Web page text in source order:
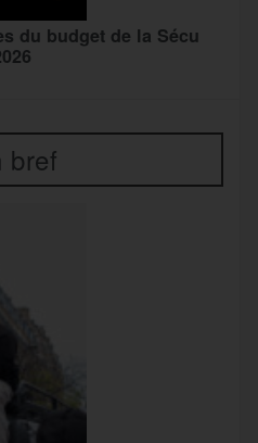
du budget de la Sécu
bref